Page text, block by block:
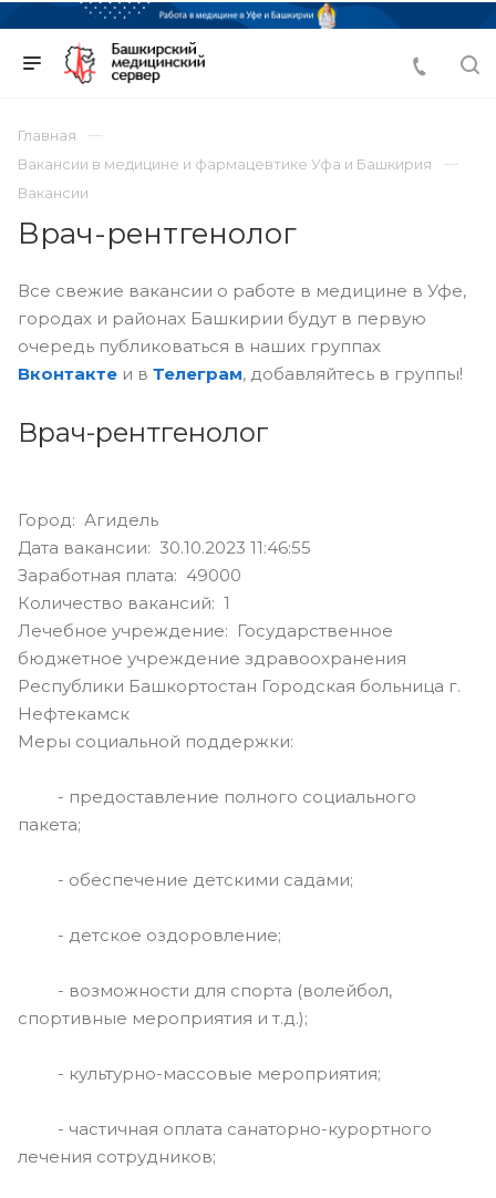
Главная
Вакансии в медицине и фармацевтике Уфа и Башкирия
Вакансии
Врач-рентгенолог
Все свежие вакансии о работе в медицине в Уфе,
городах и районах Башкирии будут в первую
очередь публиковаться в наших группах
Вконтакте и в Телеграм, добавляйтесь в группы!
Врач-рентгенолог
Город: Агидель
Дата вакансии: 30.10.2023 11:46:55
Заработная плата: 49000
Количество вакансий: 1
Лечебное учреждение: Государственное
бюджетное учреждение здравоохранения
Республики Башкортостан Городская больница г.
Нефтекамск
Меры социальной поддержки:
- предоставление полного социального
пакета;
- обеспечение детскими садами;
- детское оздоровление;
- возможности для спорта (волейбол,
спортивные мероприятия и т.д.);
- культурно-массовые мероприятия;
- частичная оплата санаторно-курортного
лечения сотрудников;